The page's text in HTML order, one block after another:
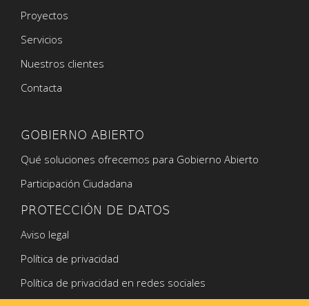
Proyectos
Servicios
Nuestros clientes
Contacta
GOBIERNO ABIERTO
Qué soluciones ofrecemos para Gobierno Abierto
Participación Ciudadana
PROTECCIÓN DE DATOS
Aviso legal
Política de privacidad
Política de privacidad en redes sociales